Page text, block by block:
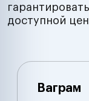
доступной
Ваграм